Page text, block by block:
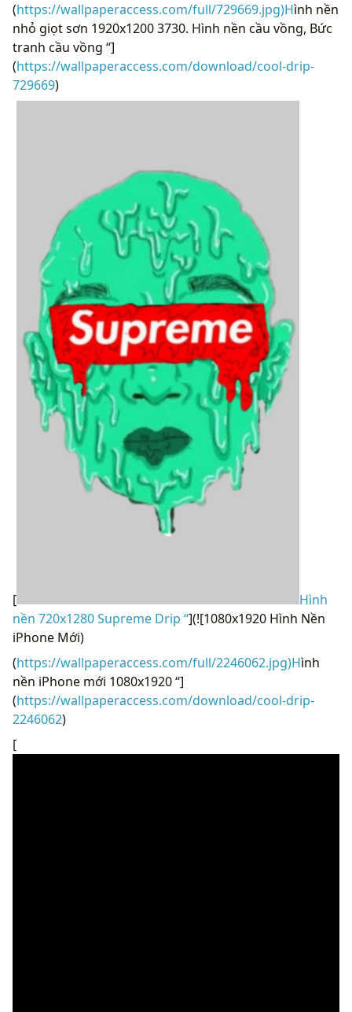
(https://wallpaperaccess.com/full/729669.jpg)Hình nền
nhỏ giọt sơn 1920x1200 3730. Hình nền cầu vồng, Bức
tranh cầu vồng “]
(https://wallpaperaccess.com/download/cool-drip-
729669)
[
Hình
nền 720x1280 Supreme Drip “](![1080x1920 Hình Nền
iPhone Mới)
(https://wallpaperaccess.com/full/2246062.jpg)Hình
nền iPhone mới 1080x1920 “]
(https://wallpaperaccess.com/download/cool-drip-
2246062)
[